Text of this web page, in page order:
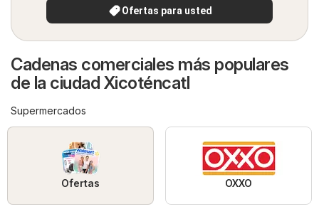
Ofertas para usted
Cadenas comerciales más populares
de la ciudad Xicoténcatl
Supermercados
Ofertas OXXO